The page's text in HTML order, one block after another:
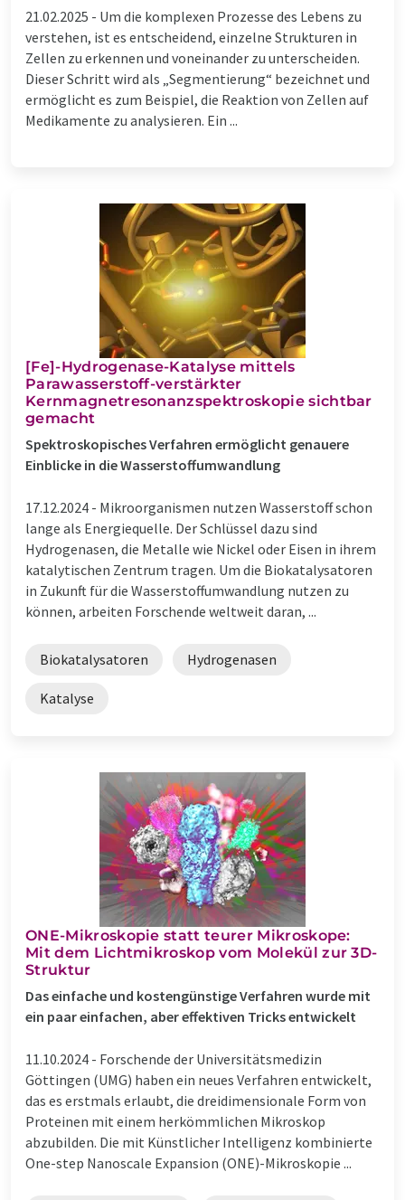
21.02.2025 - Um die komplexen Prozesse des Lebens zu
verstehen, ist es entscheidend, einzelne Strukturen in
Zellen zu erkennen und voneinander zu unterscheiden.
Dieser Schritt wird als „Segmentierung“ bezeichnet und
ermöglicht es zum Beispiel, die Reaktion von Zellen auf
Medikamente zu analysieren. Ein ...
[Fe]-Hydrogenase-Katalyse mittels
Parawasserstoff-verstärkter
Kernmagnetresonanzspektroskopie sichtbar
gemacht
Spektroskopisches Verfahren ermöglicht genauere
Einblicke in die Wasserstoffumwandlung
17.12.2024 - Mikroorganismen nutzen Wasserstoff schon
lange als Energiequelle. Der Schlüssel dazu sind
Hydrogenasen, die Metalle wie Nickel oder Eisen in ihrem
katalytischen Zentrum tragen. Um die Biokatalysatoren
in Zukunft für die Wasserstoffumwandlung nutzen zu
können, arbeiten Forschende weltweit daran, ...
Biokatalysatoren Hydrogenasen
Katalyse
ONE-Mikroskopie statt teurer Mikroskope:
Mit dem Lichtmikroskop vom Molekül zur 3D-
Struktur
Das einfache und kostengünstige Verfahren wurde mit
ein paar einfachen, aber effektiven Tricks entwickelt
11.10.2024 - Forschende der Universitätsmedizin
Göttingen (UMG) haben ein neues Verfahren entwickelt,
das es erstmals erlaubt, die dreidimensionale Form von
Proteinen mit einem herkömmlichen Mikroskop
abzubilden. Die mit Künstlicher Intelligenz kombinierte
One-step Nanoscale Expansion (ONE)-Mikroskopie ...